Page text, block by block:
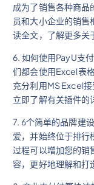
成为了销售各种商品
员和大小企业的销
读全文，了解更多关
6. 如何使用PayU支
们都会使用Excel表
充分利用MS Excel
立即了解有关插件的
7. 6个简单的品牌建
爱，并始终位于排行
过程可以增加您的销
容，更好地理解和打